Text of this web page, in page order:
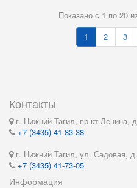
Показано с 1 по 20
1
2 3
Контакты
г. Нижний Тагил, пр-кт Ленина,
+7 (3435) 41-83-38
г. Нижний Тагил, ул. Садовая,
+7 (3435) 41-73-05
Информация